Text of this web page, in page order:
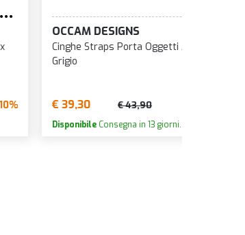
OCCAM DESIGNS
Cinghe Straps Porta Oggetti Apex
€ 39,30 € 43,90 -10%
Consegna in 13 giorni.